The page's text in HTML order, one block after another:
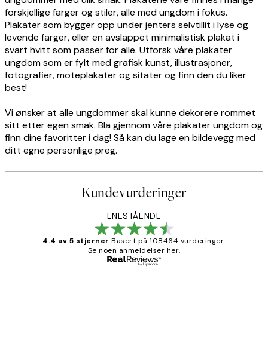
forskjellige farger og stiler, alle med ungdom i fokus.
Plakater som bygger opp under jenters selvtillit i lyse og
levende farger, eller en avslappet minimalistisk plakat i
svart hvitt som passer for alle. Utforsk våre plakater
ungdom som er fylt med grafisk kunst, illustrasjoner,
fotografier, moteplakater og sitater og finn den du liker
best!
Vi ønsker at alle ungdommer skal kunne dekorere rommet
sitt etter egen smak. Bla gjennom våre plakater ungdom og
finn dine favoritter i dag! Så kan du lage en bildevegg med
ditt egne personlige preg.
Kundevurderinger
ENESTÅENDE
4.4 av 5 stjerner Basert på 108464 vurderinger.
Se noen anmeldelser her.